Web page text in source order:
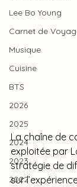
Lee Bo Young
Carnet de
Musique
Cuisine
BTS
2026
2025
2024
2023
2022
La chaîne de
exploitée par
stratégie de
sur